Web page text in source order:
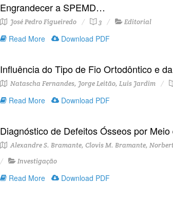
Engrandecer a SPEMD…
José Pedro Figueiredo 3 Editorial
Read More Download PDF
Influência do Tipo de Fio Ortodôntico e
Natascha Fernandes, Jorge Leitão, Luis Jardim
Read More Download PDF
Diagnóstico de Defeitos Ósseos por
Alexandre S. Bramante, Clovis M. Bramante,
Investigação
Read More Download PDF